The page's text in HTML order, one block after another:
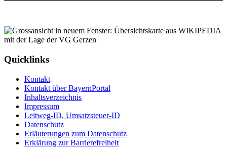
Quicklinks
Kontakt
Kontakt über BayernPortal
Inhaltsverzeichnis
Impressum
Leitweg-ID, Umsatzsteuer-ID
Datenschutz
Erläuterungen zum Datenschutz
Erklärung zur Barrierefreiheit